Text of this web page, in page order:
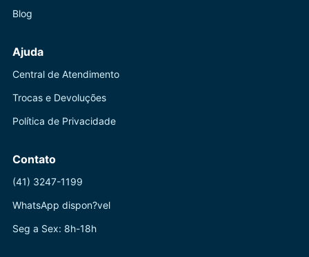
Blog
Ajuda
Central de Atendimento
Trocas e Devoluções
Política de Privacidade
Contato
(41) 3247-1199
WhatsApp dispon?vel
Seg a Sex: 8h-18h